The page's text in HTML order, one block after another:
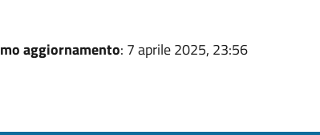
aggiornamento: 7 aprile 2025, 23:56